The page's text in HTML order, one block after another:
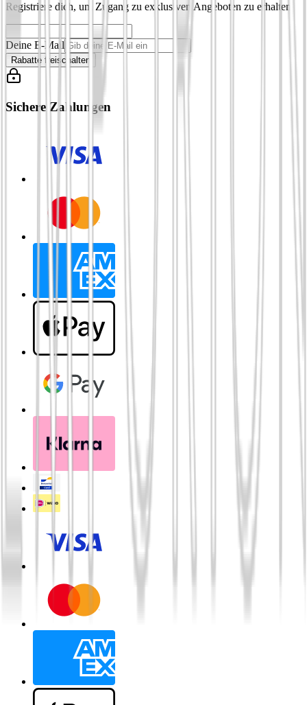
Registriere dich, um Zugang zu exklusiven Angeboten zu erhalten
Deine E-Mail
Rabatte freischalten
Sichere Zahlungen